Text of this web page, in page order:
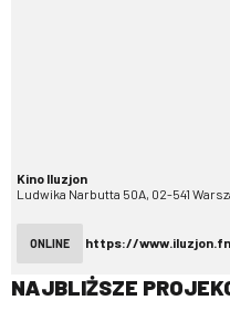
Kino Iluzjon
Ludwika Narbutta 50A, 02-541
ONLINE https://
NAJBLIŻSZE